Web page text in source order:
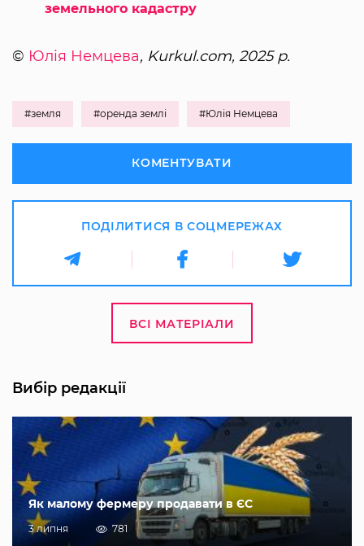
земельного кадастру
© Юлія Немцева, Kurkul.com, 2025 р.
#земля #оренда землі #Юлія Немцева
КОМЕНТУВАТИ
ПОДІЛИТИСЯ В СОЦМЕРЕЖАХ
ВСІ МАТЕРІАЛИ
Вибір редакції
Як малому фермеру продавати в ЄС
3 липня 781